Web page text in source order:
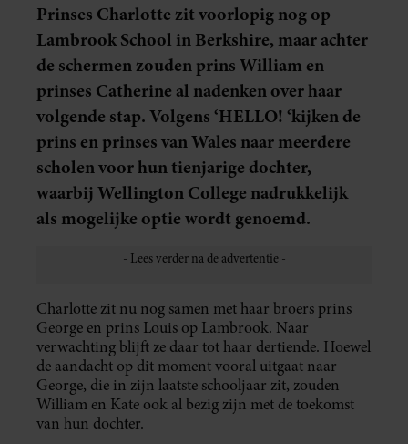
Prinses Charlotte zit voorlopig nog op
Lambrook School in Berkshire, maar achter
de schermen zouden prins William en
prinses Catherine al nadenken over haar
volgende stap. Volgens ‘HELLO! ‘kijken de
prins en prinses van Wales naar meerdere
scholen voor hun tienjarige dochter,
waarbij Wellington College nadrukkelijk
als mogelijke optie wordt genoemd.
Charlotte zit nu nog samen met haar broers prins
George en prins Louis op Lambrook. Naar
verwachting blijft ze daar tot haar dertiende. Hoewel
de aandacht op dit moment vooral uitgaat naar
George, die in zijn laatste schooljaar zit, zouden
William en Kate ook al bezig zijn met de toekomst
van hun dochter.